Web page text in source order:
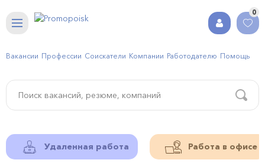
0
Вакансии Профессии Соискатели Компании Работодателю Помощь
Удаленная работа Работа в офисе